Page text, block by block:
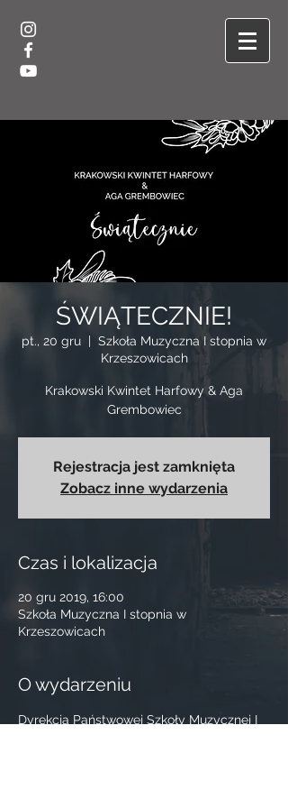
ŚWIĄTECZNIE!
pt., 20 gru
  |
Szkoła Muzyczna I stopnia w
Krzeszowicach
Krakowski Kwintet Harfowy & Aga
Grembowiec
Rejestracja jest zamknięta
Zobacz inne wydarzenia
Czas i lokalizacja
20 gru 2019, 16:00
Szkoła Muzyczna I stopnia w
Krzeszowicach
O wydarzeniu
Dyrekcja Państwowej Szkoły Muzycznej I